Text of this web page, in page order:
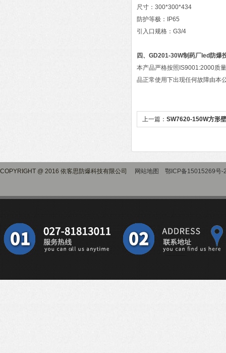
尺寸：300*300*434
防护等极：IP65
引入口规格：G3/4
四、 GD201-30W制药厂led防爆
本产品严格按照IS9001:2000质
品正常使用下出现任何故障由本
上一篇： SW7620-150W方形
COPYRIGHT @ 2016 依客思防爆科技有限公司 网站地图 鄂ICP备15015269号-